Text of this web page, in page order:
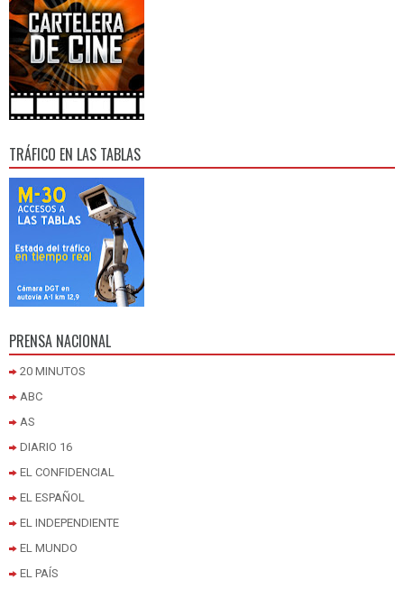
TRÁFICO EN LAS TABLAS
PRENSA NACIONAL
20 MINUTOS
ABC
AS
DIARIO 16
EL CONFIDENCIAL
EL ESPAÑOL
EL INDEPENDIENTE
EL MUNDO
EL PAÍS